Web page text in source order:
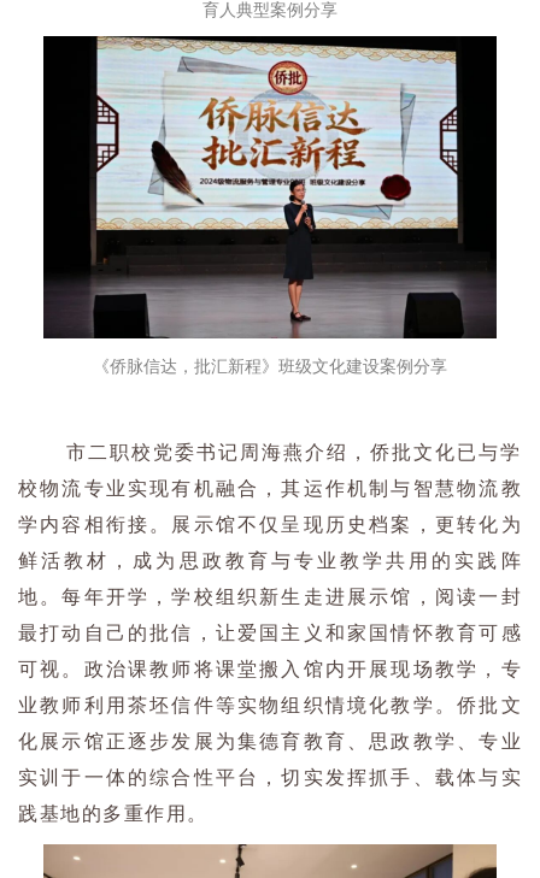
育人典型案例分享
《侨脉信达，批汇新程》班级文化建设案例分享
市二职校党委书记周海燕介绍，侨批文化已与学
校物流专业实现有机融合，其运作机制与智慧物流教
学内容相衔接。展示馆不仅呈现历史档案，更转化为
鲜活教材，成为思政教育与专业教学共用的实践阵
地。每年开学，学校组织新生走进展示馆，阅读一封
最打动自己的批信，让爱国主义和家国情怀教育可感
可视。政治课教师将课堂搬入馆内开展现场教学，专
业教师利用茶坯信件等实物组织情境化教学。侨批文
化展示馆正逐步发展为集德育教育、思政教学、专业
实训于一体的综合性平台，切实发挥抓手、载体与实
践基地的多重作用。